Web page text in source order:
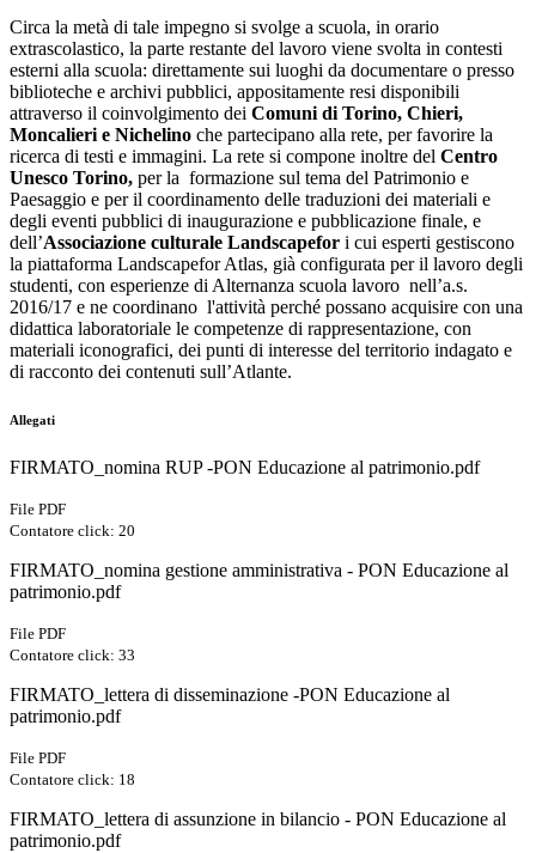
Circa la metà di tale impegno si svolge a scuola, in orario
extrascolastico, la parte restante del lavoro viene svolta in contesti
esterni alla scuola: direttamente sui luoghi da documentare o presso
biblioteche e archivi pubblici, appositamente resi disponibili
attraverso il coinvolgimento dei Comuni di Torino, Chieri,
Moncalieri e Nichelino che partecipano alla rete, per favorire la
ricerca di testi e immagini. La rete si compone inoltre del Centro
Unesco Torino, per la formazione sul tema del Patrimonio e
Paesaggio e per il coordinamento delle traduzioni dei materiali e
degli eventi pubblici di inaugurazione e pubblicazione finale, e
dell’Associazione culturale Landscapefor i cui esperti gestiscono
la piattaforma Landscapefor Atlas, già configurata per il lavoro degli
studenti, con esperienze di Alternanza scuola lavoro nell’a.s.
2016/17 e ne coordinano l'attività perché possano acquisire con una
didattica laboratoriale le competenze di rappresentazione, con
materiali iconografici, dei punti di interesse del territorio indagato e
di racconto dei contenuti sull’Atlante.
Allegati
FIRMATO_nomina RUP -PON Educazione al patrimonio.pdf
File PDF
Contatore click: 20
FIRMATO_nomina gestione amministrativa - PON Educazione al
patrimonio.pdf
File PDF
Contatore click: 33
FIRMATO_lettera di disseminazione -PON Educazione al
patrimonio.pdf
File PDF
Contatore click: 18
FIRMATO_lettera di assunzione in bilancio - PON Educazione al
patrimonio.pdf